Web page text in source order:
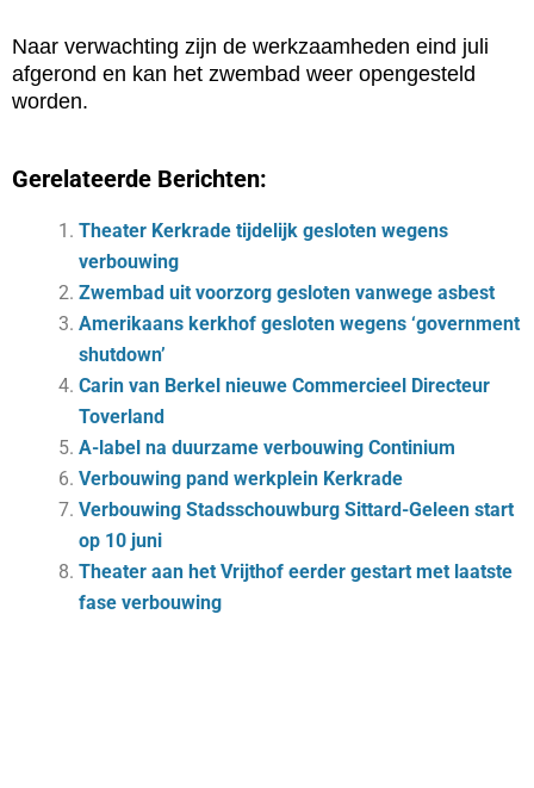
Naar verwachting zijn de werkzaamheden eind juli
afgerond en kan het zwembad weer opengesteld
worden.
Gerelateerde Berichten:
Theater Kerkrade tijdelijk gesloten wegens
verbouwing
Zwembad uit voorzorg gesloten vanwege asbest
Amerikaans kerkhof gesloten wegens ‘government
shutdown’
Carin van Berkel nieuwe Commercieel Directeur
Toverland
A-label na duurzame verbouwing Continium
Verbouwing pand werkplein Kerkrade
Verbouwing Stadsschouwburg Sittard-Geleen start
op 10 juni
Theater aan het Vrijthof eerder gestart met laatste
fase verbouwing